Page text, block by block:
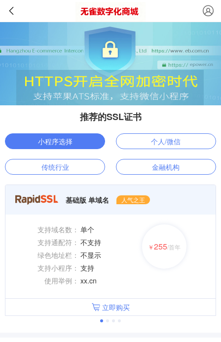
推荐的SSL证书
小程序选择 个人/微信
传统行业 金融机构
基础版 单域名 人气之王
支持域名数： 单个
支持通配符： 不支持
绿色地址栏： 不显示
支持小程序： 支持
使用举例： xx.cn
￥255/首年
立即购买